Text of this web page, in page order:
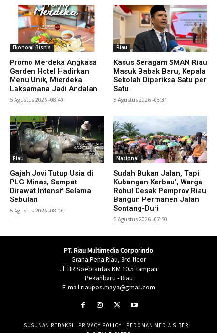
Ekonomi Bisnis
Promo Merdeka Angkasa
Garden Hotel Hadirkan
Menu Unik, Mierdeka
Laksamana Jadi Andalan
5 Agustus 2026 -08:40
Riau
Kasus Seragam SMAN Riau
Masuk Babak Baru, Kepala
Sekolah Diperiksa Satu per
Satu
5 Agustus 2026 -08:31
Riau
Gajah Jovi Tutup Usia di
PLG Minas, Sempat
Dirawat Intensif Selama
Sebulan
5 Agustus 2026 -08:06
Nasional
Sudah Bukan Jalan, Tapi
Kubangan Kerbau’, Warga
Rohul Desak Pemprov Riau
Bangun Permanen Jalan
Sontang-Duri
5 Agustus 2026 -07:50
PT. Riau Multimedia Corporindo
Graha Pena Riau, 3rd floor
Jl. HR Soebrantas KM 10.5 Tampan
Pekanbaru - Riau
E-mail:riaupos.maya@gmail.com
SUSUNAN REDAKSI PRIVACY POLICY
PEDOMAN MEDIA SIBER